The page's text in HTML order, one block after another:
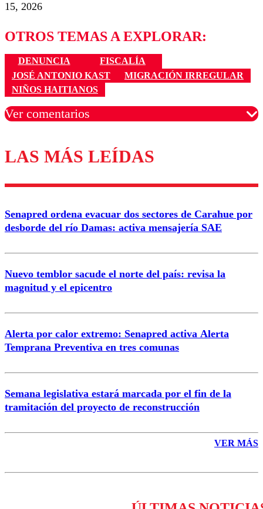
15, 2026
OTROS TEMAS A EXPLORAR:
DENUNCIA
FISCALÍA
JOSÉ ANTONIO KAST
MIGRACIÓN IRREGULAR
NIÑOS HAITIANOS
Ver comentarios
Los comentarios son moderados para garantizar un
diálogo respetuoso.
Correo
LAS MÁS LEÍDAS
Senapred ordena evacuar dos sectores de Carahue por
desborde del río Damas: activa mensajería SAE
Nuevo temblor sacude el norte del país: revisa la
magnitud y el epicentro
Alerta por calor extremo: Senapred activa Alerta
Temprana Preventiva en tres comunas
Semana legislativa estará marcada por el fin de la
tramitación del proyecto de reconstrucción
VER MÁS